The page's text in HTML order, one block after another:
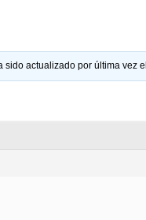
sido actualizado por última vez el